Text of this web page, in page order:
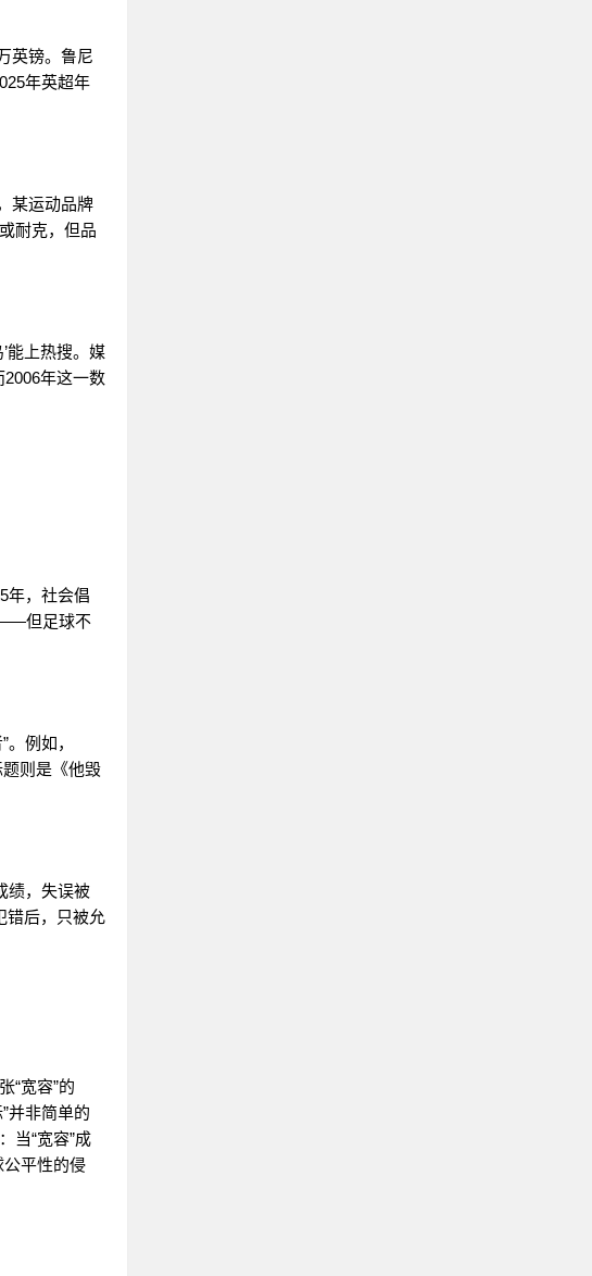
英镑。鲁尼
年英超年
某运动品牌
耐克，但品
能上热搜。媒
年这一数
年，社会倡
——但足球不
例如，
则是《他毁
绩，失误被
错后，只被允
“宽容”的
并非简单的
当“宽容”成
公平性的侵